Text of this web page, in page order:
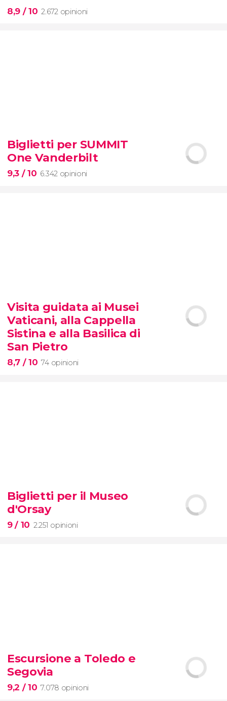
8,9 / 10 2.672 opinioni
guidata al Colosseo, al Foro Romanoe al
Palatinocon accesso prioritario
Biglietti per SUMMIT
One Vanderbilt
9,3 / 10 6.342 opinioni
biglietti per SUMMIT One
Vanderbilt
Visita guidata ai Musei
Vaticani, alla Cappella
Sistina e alla Basilica di
San Pietro
8,7 / 10 74 opinioni
Musei Vaticani
Basilica
Biglietti per il Museo
d'Orsay
9/ 10 2.251 opinioni
biglietti per il Museo d'Orsay
Escursione a Toledo e
Segovia
9,2 / 10 7.078 opinioni